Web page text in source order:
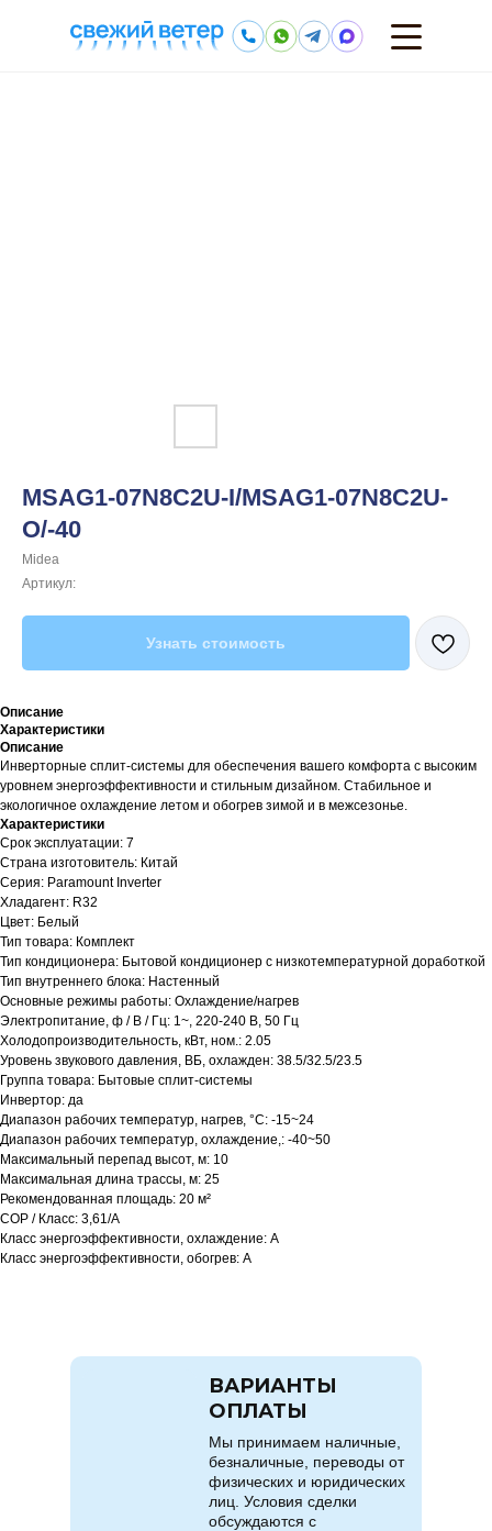
MSAG1-07N8C2U-I/MSAG1-07N8C2U-
O/-40
Midea
Артикул:
Узнать стоимость
Описание
Характеристики
Описание
Инверторные сплит-системы для обеспечения вашего комфорта с высоким
уровнем энергоэффективности и стильным дизайном. Стабильное и
экологичное охлаждение летом и обогрев зимой и в межсезонье.
Характеристики
Срок эксплуатации: 7
Страна изготовитель: Китай
Серия: Paramount Inverter
Хладагент: R32
Цвет: Белый
Тип товара: Комплект
Тип кондиционера: Бытовой кондиционер с низкотемпературной доработкой
Тип внутреннего блока: Настенный
Основные режимы работы: Охлаждение/нагрев
Электропитание, ф / В / Гц: 1~, 220-240 В, 50 Гц
Холодопроизводительность, кВт, ном.: 2.05
Уровень звукового давления, ВБ, охлажден: 38.5/32.5/23.5
Группа товара: Бытовые сплит-системы
Инвертор: да
Диапазон рабочих температур, нагрев, °C: -15~24
Диапазон рабочих температур, охлаждение,: -40~50
Максимальный перепад высот, м: 10
Максимальная длина трассы, м: 25
Рекомендованная площадь: 20 м²
COP / Класс: 3,61/A
Класс энергоэффективности, охлаждение: A
Класс энергоэффективности, обогрев: A
Мы принимаем наличные,
безналичные, переводы от
физических и юридических
лиц. Условия сделки
обсуждаются с
ВАРИАНТЫ
ОПЛАТЫ